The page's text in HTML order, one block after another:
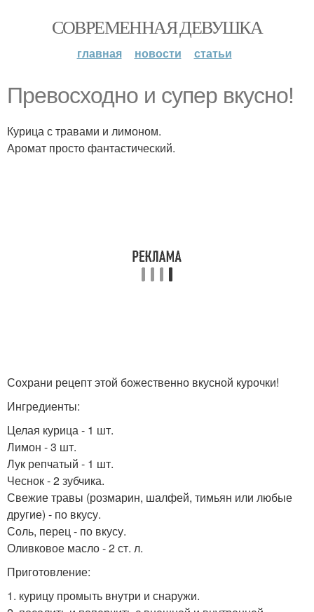
СОВРЕМЕННАЯ ДЕВУШКА
главная новости статьи
Превосходно и супер вкусно!
Курица с травами и лимоном.
Аромат просто фантастический.
Сохрани рецепт этой божественно вкусной курочки!
Ингредиенты:
Целая курица - 1 шт.
Лимон - 3 шт.
Лук репчатый - 1 шт.
Чеснок - 2 зубчика.
Свежие травы (розмарин, шалфей, тимьян или любые
другие) - по вкусу.
Соль, перец - по вкусу.
Оливковое масло - 2 ст. л.
Приготовление:
1. курицу промыть внутри и снаружи.